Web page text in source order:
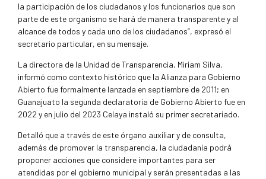
la participación de los ciudadanos y los funcionarios que son
parte de este organismo se hará de manera transparente y al
alcance de todos y cada uno de los ciudadanos”, expresó el
secretario particular, en su mensaje.
La directora de la Unidad de Transparencia, Miriam Silva,
informó como contexto histórico que la Alianza para Gobierno
Abierto fue formalmente lanzada en septiembre de 2011; en
Guanajuato la segunda declaratoria de Gobierno Abierto fue en
2022 y en julio del 2023 Celaya instaló su primer secretariado.
Detalló que a través de este órgano auxiliar y de consulta,
además de promover la transparencia, la ciudadanía podrá
proponer acciones que considere importantes para ser
atendidas por el gobierno municipal y serán presentadas a las